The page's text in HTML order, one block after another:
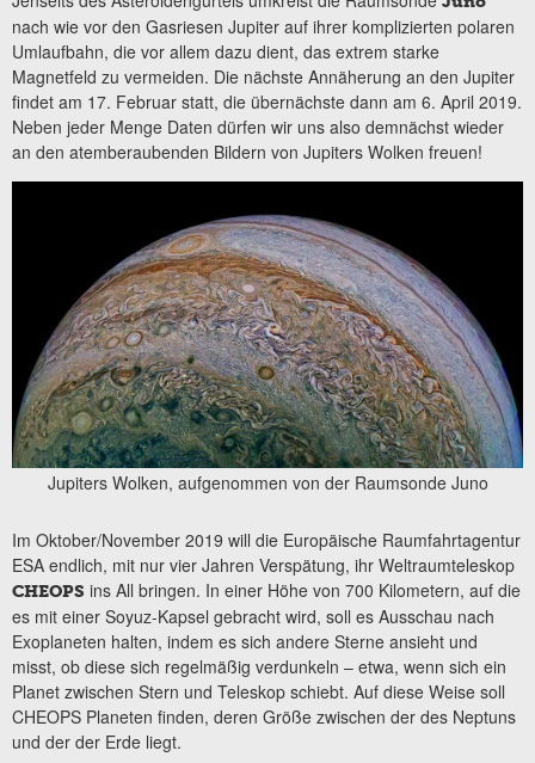
nach wie vor den Gasriesen Jupiter auf ihrer komplizierten polaren
Umlaufbahn, die vor allem dazu dient, das extrem starke
Magnetfeld zu vermeiden. Die nächste Annäherung an den Jupiter
findet am 17. Februar statt, die übernächste dann am 6. April 2019.
Neben jeder Menge Daten dürfen wir uns also demnächst wieder
an den atemberaubenden Bildern von Jupiters Wolken freuen!
Jupiters Wolken, aufgenommen von der Raumsonde Juno
Im Oktober/November 2019 will die Europäische Raumfahrtagentur
ESA endlich, mit nur vier Jahren Verspätung, ihr Weltraumteleskop
CHEOPS ins All bringen. In einer Höhe von 700 Kilometern, auf die
es mit einer Soyuz-Kapsel gebracht wird, soll es Ausschau nach
Exoplaneten halten, indem es sich andere Sterne ansieht und
misst, ob diese sich regelmäßig verdunkeln – etwa, wenn sich ein
Planet zwischen Stern und Teleskop schiebt. Auf diese Weise soll
CHEOPS Planeten finden, deren Größe zwischen der des Neptuns
und der der Erde liegt.